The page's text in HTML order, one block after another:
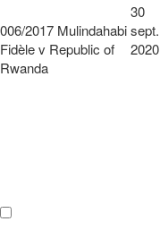
006/2017 Mulindahabi
Fidèle v Republic of
Rwanda
30
sept.
2020